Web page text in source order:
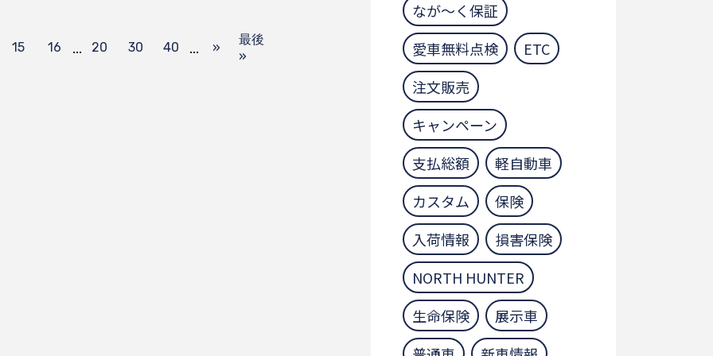
15 16 ... 20 30 40 ... »
最後
»
なが～く保証
愛車無料点検
ETC
注文販売
キャンペーン
支払総額
軽自動車
カスタム
保険
入荷情報
損害保険
NORTH HUNTER
生命保険
展示車